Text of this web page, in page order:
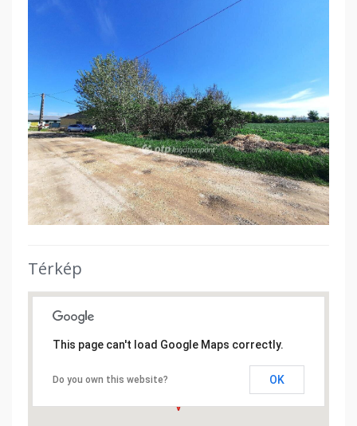
Térkép
This page can't load Google Maps correctly.
Do you own this website? OK